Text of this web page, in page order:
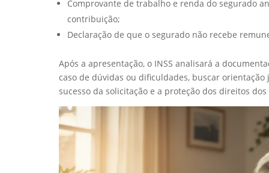
Comprovante de trabalho e renda do segurado
contribuição;
Declaração de que o segurado não recebe
Após a apresentação, o INSS analisará a
caso de dúvidas ou dificuldades, buscar
sucesso da solicitação e a proteção dos direitos